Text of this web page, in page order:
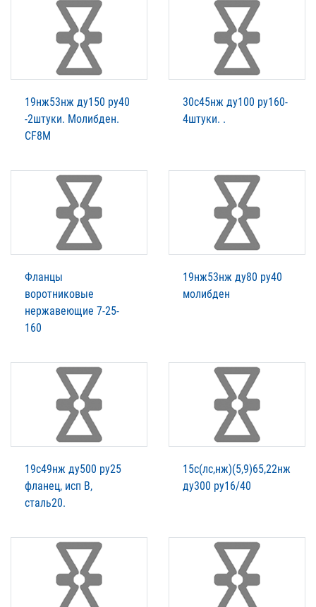
19нж53нж ду150 ру40
-2штуки. Молибден.
CF8M
30с45нж ду100 ру160-
4штуки. .
Фланцы
воротниковые
нержавеющие 7-25-
160
19нж53нж ду80 ру40
молибден
19с49нж ду500 ру25
фланец, исп В,
сталь20.
15с(лс,нж)(5,9)65,22нж
ду300 ру16/40